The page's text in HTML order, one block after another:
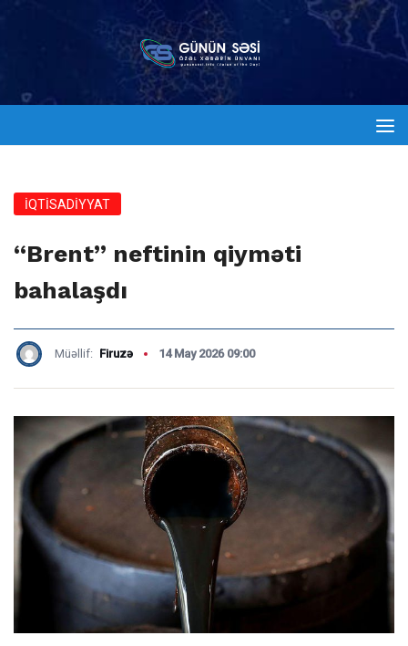
İQTİSADİYYAT
“Brent” neftinin qiyməti
bahalaşdı
Müəllif: Firuzə 14 May 2026 09:00